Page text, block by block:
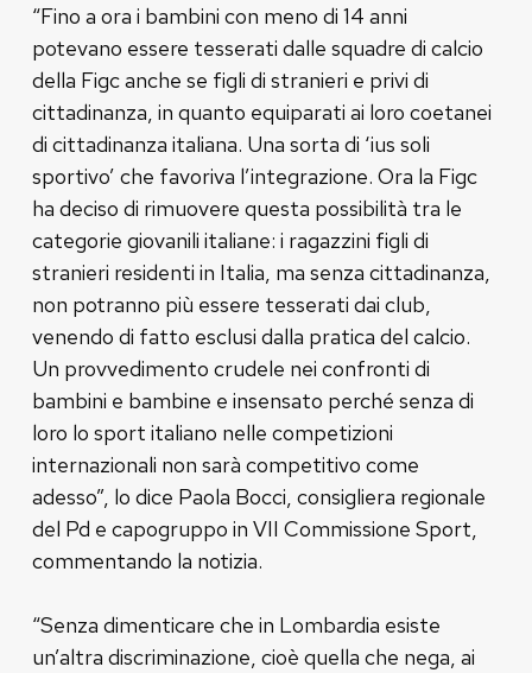
“Fino a ora i bambini con meno di 14 anni
potevano essere tesserati dalle squadre di calcio
della Figc anche se figli di stranieri e privi di
cittadinanza, in quanto equiparati ai loro coetanei
di cittadinanza italiana. Una sorta di ‘ius soli
sportivo’ che favoriva l’integrazione. Ora la Figc
ha deciso di rimuovere questa possibilità tra le
categorie giovanili italiane: i ragazzini figli di
stranieri residenti in Italia, ma senza cittadinanza,
non potranno più essere tesserati dai club,
venendo di fatto esclusi dalla pratica del calcio.
Un provvedimento crudele nei confronti di
bambini e bambine e insensato perché senza di
loro lo sport italiano nelle competizioni
internazionali non sarà competitivo come
adesso”, lo dice Paola Bocci, consigliera regionale
del Pd e capogruppo in VII Commissione Sport,
commentando la notizia.
“Senza dimenticare che in Lombardia esiste
un’altra discriminazione, cioè quella che nega, ai